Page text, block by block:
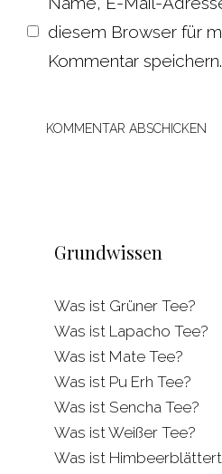
diesem Browser für
Kommentar speichern.
Grundwissen
Was ist Grüner Tee?
Was ist Lapacho Tee?
Was ist Mate Tee?
Was ist Pu Erh Tee?
Was ist Sencha Tee?
Was ist Weißer Tee?
Was ist